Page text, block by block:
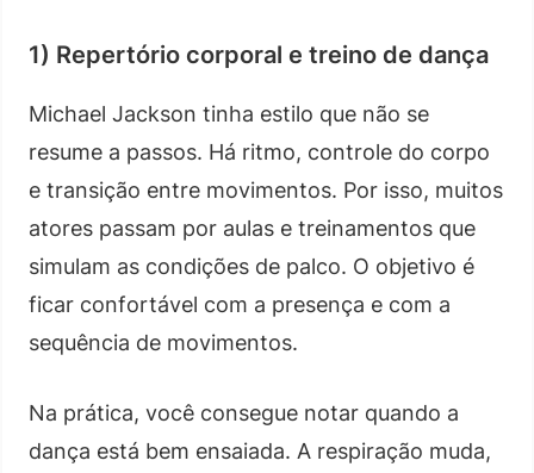
1) Repertório corporal e treino de dança
Michael Jackson tinha estilo que não se
resume a passos. Há ritmo, controle do corpo
e transição entre movimentos. Por isso, muitos
atores passam por aulas e treinamentos que
simulam as condições de palco. O objetivo é
ficar confortável com a presença e com a
sequência de movimentos.
Na prática, você consegue notar quando a
dança está bem ensaiada. A respiração muda,